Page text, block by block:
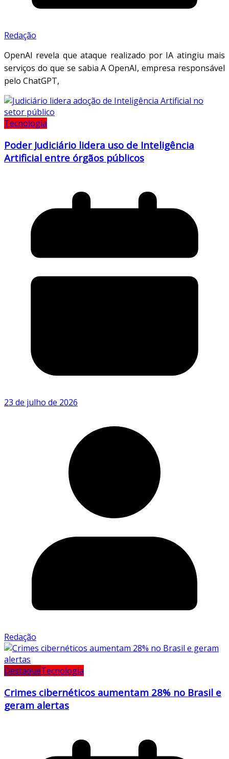
Redação
OpenAI revela que ataque realizado por IA atingiu mais
serviços do que se sabia A OpenAI, empresa responsável
pelo ChatGPT,
Tecnologia
Poder Judiciário lidera uso de Inteligência
Artificial entre órgãos públicos
23 de julho de 2026
Redação
DestaqueTecnologia
Crimes cibernéticos aumentam 28% no Brasil e
geram alertas